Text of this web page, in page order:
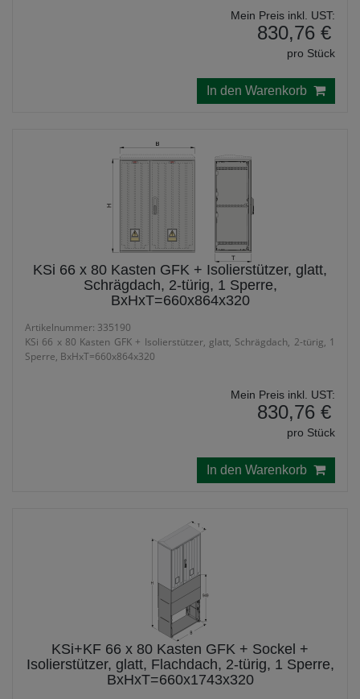
Mein Preis inkl. UST:
830,76 €
pro Stück
In den Warenkorb
KSi 66 x 80 Kasten GFK + Isolierstützer, glatt,
Schrägdach, 2-türig, 1 Sperre,
BxHxT=660x864x320
Artikelnummer: 335190
KSi 66 x 80 Kasten GFK + Isolierstützer, glatt, Schrägdach, 2-türig, 1
Sperre, BxHxT=660x864x320
Mein Preis inkl. UST:
830,76 €
pro Stück
In den Warenkorb
KSi+KF 66 x 80 Kasten GFK + Sockel +
Isolierstützer, glatt, Flachdach, 2-türig, 1 Sperre,
BxHxT=660x1743x320